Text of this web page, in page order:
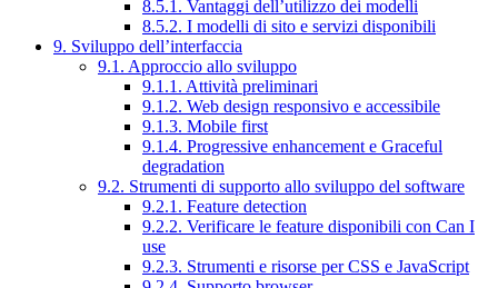
8.5.1. Vantaggi dell’utilizzo dei modelli
8.5.2. I modelli di sito e servizi disponibili
9. Sviluppo dell’interfaccia
9.1. Approccio allo sviluppo
9.1.1. Attività preliminari
9.1.2. Web design responsivo e accessibile
9.1.3. Mobile first
9.1.4. Progressive enhancement e Graceful
degradation
9.2. Strumenti di supporto allo sviluppo del software
9.2.1. Feature detection
9.2.2. Verificare le feature disponibili con Can I
use
9.2.3. Strumenti e risorse per CSS e JavaScript